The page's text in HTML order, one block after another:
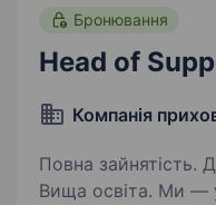
Бронювання
Head of
Компанія
Повна зайнятість.
Вища освіта. Ми — українська технологічна